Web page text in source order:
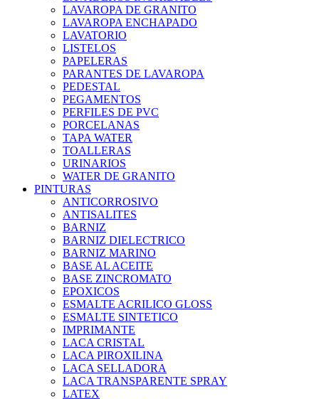
LAVAROPA DE GRANITO
LAVAROPA ENCHAPADO
LAVATORIO
LISTELOS
PAPELERAS
PARANTES DE LAVAROPA
PEDESTAL
PEGAMENTOS
PERFILES DE PVC
PORCELANAS
TAPA WATER
TOALLERAS
URINARIOS
WATER DE GRANITO
PINTURAS
ANTICORROSIVO
ANTISALITES
BARNIZ
BARNIZ DIELECTRICO
BARNIZ MARINO
BASE AL ACEITE
BASE ZINCROMATO
EPOXICOS
ESMALTE ACRILICO GLOSS
ESMALTE SINTETICO
IMPRIMANTE
LACA CRISTAL
LACA PIROXILINA
LACA SELLADORA
LACA TRANSPARENTE SPRAY
LATEX